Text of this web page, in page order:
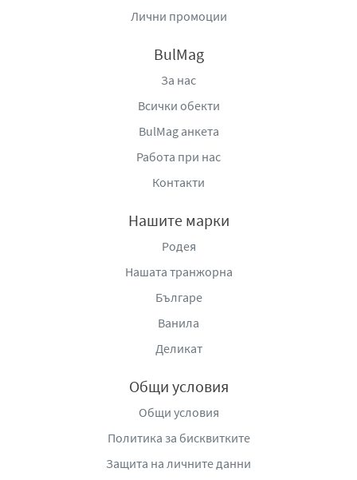
Лични промоции
BulMag
За нас
Всички обекти
BulMag анкета
Работа при нас
Контакти
Нашите марки
Родея
Нашата транжорна
Българе
Ванила
Деликат
Общи условия
Общи условия
Политика за бисквитките
Защита на личните данни